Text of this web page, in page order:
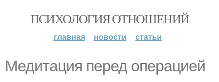
ПСИХОЛОГИЯ ОТНОШЕНИЙ
главная новости статьи
Медитация перед операцией